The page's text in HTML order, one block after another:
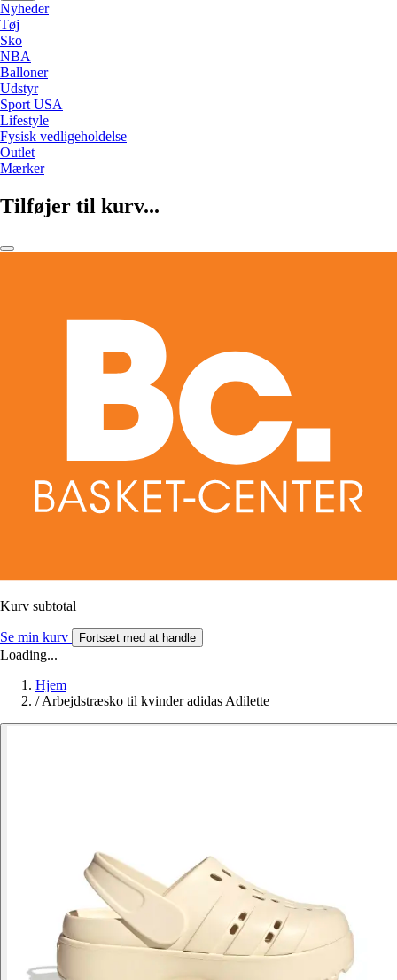
Nyheder
Tøj
Sko
NBA
Balloner
Udstyr
Sport USA
Lifestyle
Fysisk vedligeholdelse
Outlet
Mærker
Tilføjer til kurv...
Kurv subtotal
Se min kurv Fortsæt med at handle
Loading...
Hjem
/ Arbejdstræsko til kvinder adidas Adilette